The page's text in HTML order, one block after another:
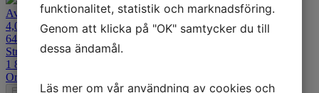
Avon Safety Milage MKII
4,00-18
64S TT Bak
Street & Veteran
1 889
Ord. pris:
funktionalitet, statistik och marknadsföring.
Genom att klicka på "OK" samtycker du till
dessa ändamål.
Läs mer om vår användning av cookies och